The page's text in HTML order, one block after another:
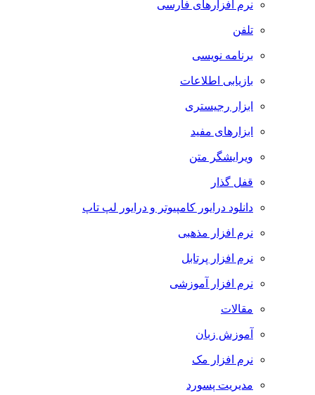
نرم افزارهای فارسی
تلفن
برنامه نویسی
بازیابی اطلاعات
ابزار رجیستری
ابزارهای مفید
ویرایشگر متن
قفل گذار
دانلود درایور کامپیوتر و درایور لپ تاپ
نرم افزار مذهبی
نرم افزار پرتابل
نرم افزار آموزشی
مقالات
آموزش زبان
نرم افزار مک
مدیریت پسورد